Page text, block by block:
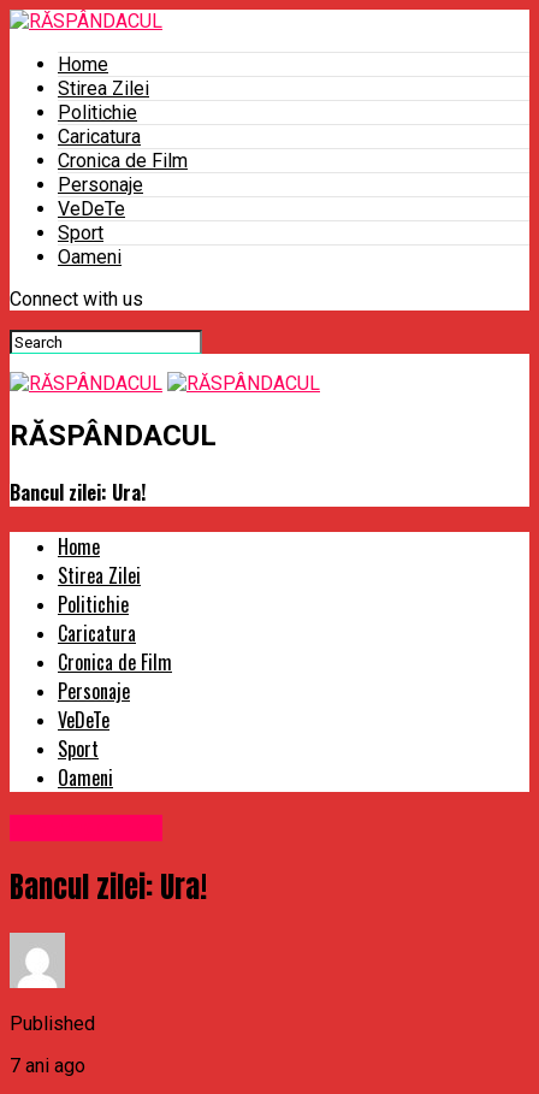
Home
Stirea Zilei
Politichie
Caricatura
Cronica de Film
Personaje
VeDeTe
Sport
Oameni
Connect with us
RĂSPÂNDACUL
Bancul zilei: Ura!
Home
Stirea Zilei
Politichie
Caricatura
Cronica de Film
Personaje
VeDeTe
Sport
Oameni
Bancul zilei: Ura!
Published
7 ani ago